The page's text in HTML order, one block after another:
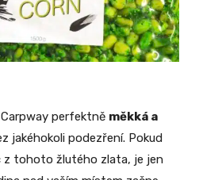
perfektně měkká a
jakéhokoli podezření. Pokud
z tohoto žlutého zlata, je jen